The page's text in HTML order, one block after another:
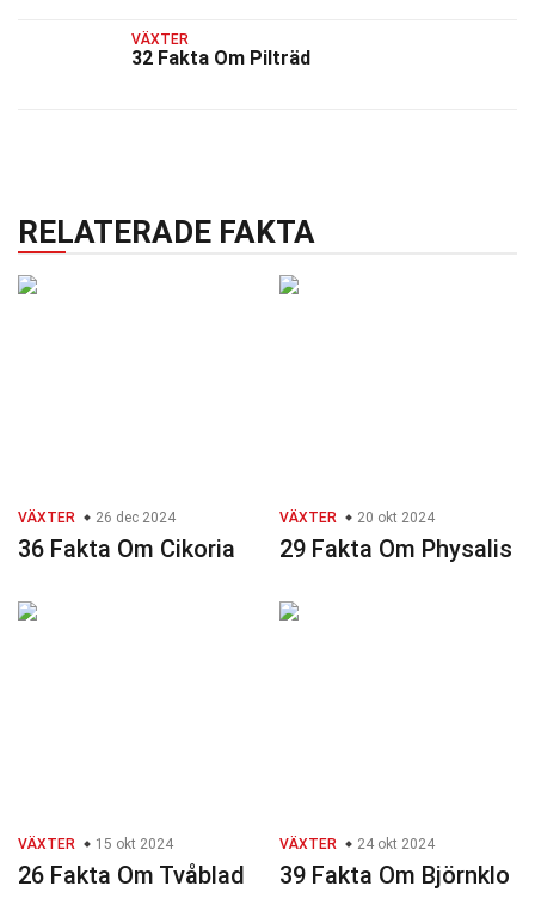
VÄXTER
32 Fakta Om Pilträd
RELATERADE FAKTA
VÄXTER 26 dec 2024
36 Fakta Om Cikoria
VÄXTER 20 okt 2024
29 Fakta Om Physalis
VÄXTER 15 okt 2024
26 Fakta Om Tvåblad
VÄXTER 24 okt 2024
39 Fakta Om Björnklo